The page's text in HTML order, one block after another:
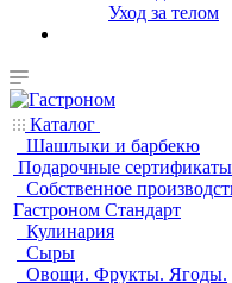
Уход за телом
Каталог
Шашлыки и барбекю
Подарочные сертификаты
Собственное
Гастроном Стандарт
Кулинария
Сыры
Овощи. Фрукты. Ягоды.